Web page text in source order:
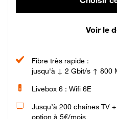
Voir le
Fibre très rapide :
jusqu'à ↓ 2 Gbit/s ↑ 800
Livebox 6 : Wifi 6E
Jusqu’à 200 chaînes TV
option à 5€/mois